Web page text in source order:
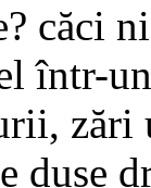
căci
într-
zări
duse